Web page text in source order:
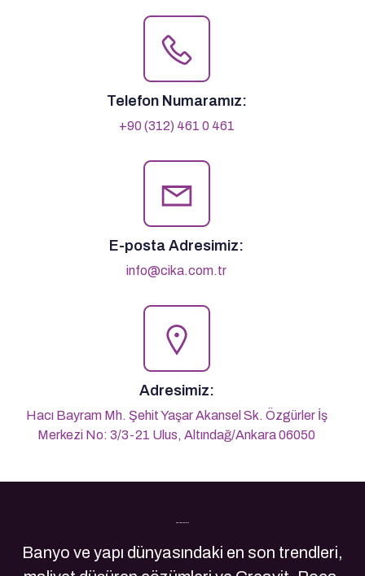
Telefon Numaramız:
+90 (312) 461 0 461
E-posta Adresimiz:
info@cika.com.tr
Adresimiz:
Hacı Bayram Mh. Şehit Yaşar Akansel Sk. Özgürler İş
Merkezi No: 3/3-21 Ulus, Altındağ/Ankara 06050
Son Yazılarımız
Banyo ve yapı dünyasındaki en son trendleri,